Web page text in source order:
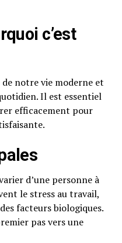
c’est
notre vie moderne et
Il est essentiel
efficacement pour
d’une personne à
le stress au travail,
facteurs biologiques.
pas vers une